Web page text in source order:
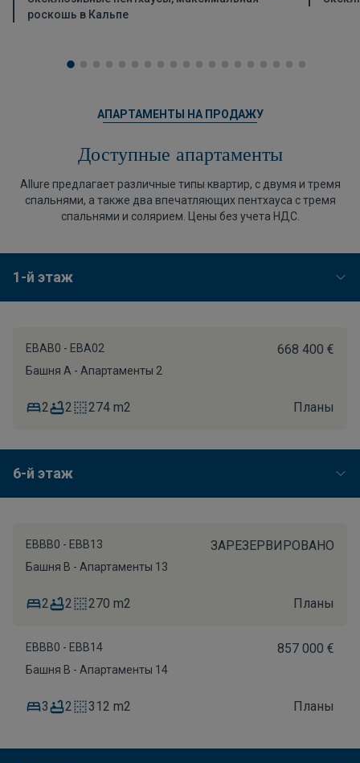
роскошь в Кальпе
АПАРТАМЕНТЫ НА ПРОДАЖУ
Доступные апартаменты
Allure предлагает различные типы квартир, с двумя и тремя
спальнями, а также два впечатляющих пентхауса с тремя
спальнями и солярием. Цены без учета НДС.
1-й этаж
EBAB0 - EBA02 668 400 €
Башня A - Апартаменты 2
2 2 274 m2 Планы
6-й этаж
EBBB0 - EBB13 ЗАРЕЗЕРВИРОВАНО
Башня B - Апартаменты 13
2 2 270 m2 Планы
EBBB0 - EBB14 857 000 €
Башня B - Апартаменты 14
3 2 312 m2 Планы